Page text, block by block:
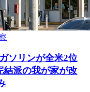
ソリンが全米2位
結派の我が家が改